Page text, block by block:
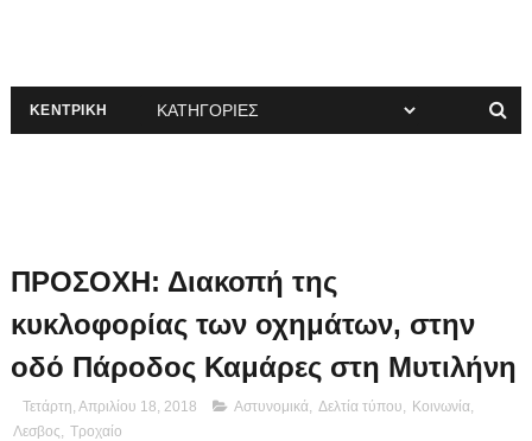
ΚΕΝΤΡΙΚΗ
ΠΡΟΣΟΧΗ: Διακοπή της
κυκλοφορίας των οχημάτων, στην
οδό Πάροδος Καμάρες στη Μυτιλήνη
Τετάρτη, Απριλίου 18, 2018 Αστυνομικά, Δελτία τύπου Κοινωνία,
Λεσβος
Τροχαίο